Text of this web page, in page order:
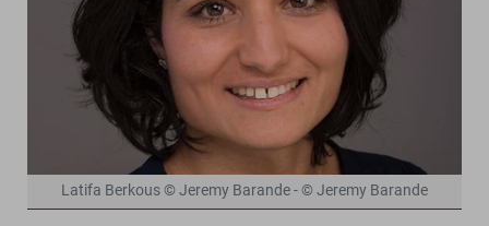
Latifa Berkous © Jeremy Barande - © Jeremy Barande